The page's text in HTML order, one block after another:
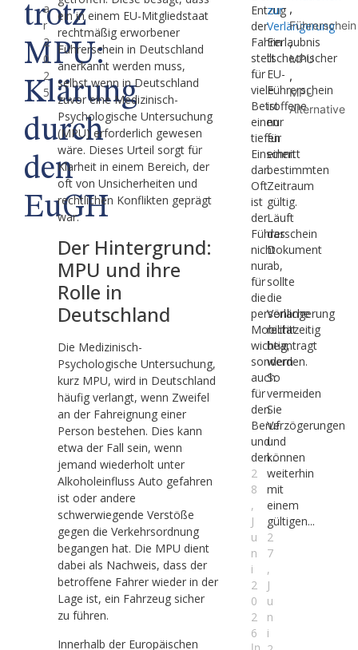
trotz
MPU:
Klärung
durch
den
EuGH
a
r
2
0
2
5
ein in einem EU-Mitgliedstaat
rechtmäßig erworbener
Führerschein in Deutschland
anerkannt werden muss,
selbst wenn in Deutschland
zuvor eine Medizinisch-
Psychologische Untersuchung
(MPU) erforderlich gewesen
wäre. Dieses Urteil sorgt für
Klarheit in einem Bereich, der
oft von Unsicherheiten und
rechtlichen Konflikten geprägt
war.
Der Hintergrund:
MPU und ihre
Rolle in
Deutschland
Die Medizinisch-
Psychologische Untersuchung,
kurz MPU, wird in Deutschland
häufig verlangt, wenn Zweifel
an der Fahreignung einer
Person bestehen. Dies kann
etwa der Fall sein, wenn
jemand wiederholt unter
Alkoholeinfluss Auto gefahren
ist oder andere
schwerwiegende Verstöße
gegen die Verkehrsordnung
begangen hat. Die MPU dient
dabei als Nachweis, dass der
betroffene Fahrer wieder in der
Lage ist, ein Fahrzeug sicher
zu führen.
Innerhalb der Europäischen
Entzug
der
Fahrerlaubnis
stellt
für
viele
Betroffene
einen
tiefen
Einschnitt
dar.
Oft
ist
der
Führerschein
nicht
nur
für
die
persönliche
Mobilität
wichtig,
sondern
auch
für
den
Beruf
und
den...
2
8
,
J
u
n
i
2
0
2
6
In
zur
Verlängerung
Ein
tschechischer
EU-
Führerschein
ist
nur
für
einen
bestimmten
Zeitraum
gültig.
Läuft
das
Dokument
ab,
sollte
die
Verlängerung
rechtzeitig
beantragt
werden.
So
vermeiden
Sie
Verzögerungen
und
können
weiterhin
mit
einem
gültigen...
2
7
,
J
u
n
i
,
Führerschein
,
MPU
,
MPU
Alternative